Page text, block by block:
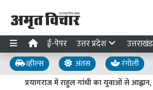
ई-पेपर उत्तर प्रदेश उत्तराखंड
व्हील्स अंतस रंगोली
प्रयागराज में राहुल गांधी का युवाओं से